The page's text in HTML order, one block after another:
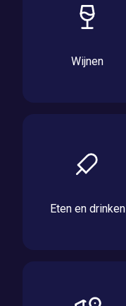
Wijnen
Eten en drinken